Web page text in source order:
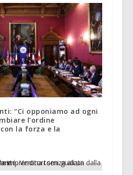
“Ci opponiamo ad ogni
l’ordine
la forza e la